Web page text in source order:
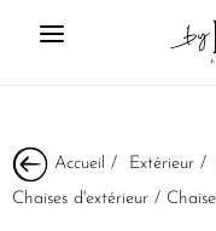
Accueil / Extérieur /
Chaises d'extérieur /